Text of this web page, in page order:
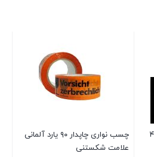
چسب نواری چاپدار ۹۰ یارد آلمانی
علامت شکستنی